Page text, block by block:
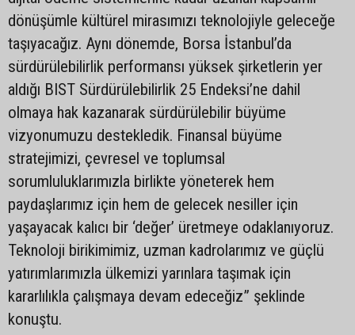
dönüşümle kültürel mirasımızı teknolojiyle geleceğe
taşıyacağız. Aynı dönemde, Borsa İstanbul’da
sürdürülebilirlik performansı yüksek şirketlerin yer
aldığı BIST Sürdürülebilirlik 25 Endeksi’ne dahil
olmaya hak kazanarak sürdürülebilir büyüme
vizyonumuzu destekledik. Finansal büyüme
stratejimizi, çevresel ve toplumsal
sorumluluklarımızla birlikte yöneterek hem
paydaşlarımız için hem de gelecek nesiller için
yaşayacak kalıcı bir ‘değer’ üretmeye odaklanıyoruz.
Teknoloji birikimimiz, uzman kadrolarımız ve güçlü
yatırımlarımızla ülkemizi yarınlara taşımak için
kararlılıkla çalışmaya devam edeceğiz” şeklinde
konuştu.